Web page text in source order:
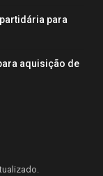
para
aquisição de